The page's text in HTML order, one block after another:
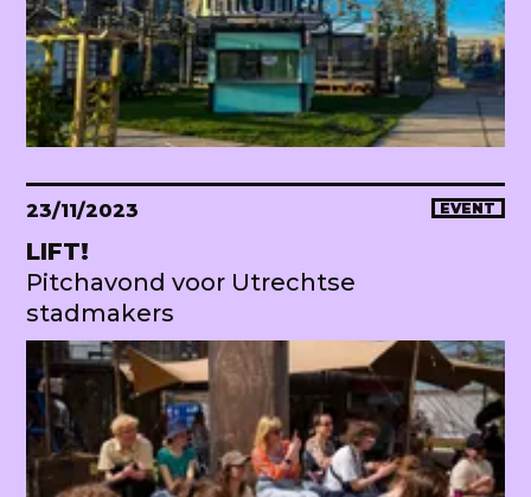
23/11/2023 EVENT
LIFT!
Pitchavond voor Utrechtse
stadmakers